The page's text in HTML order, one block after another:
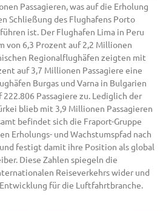
Passagieren, was auf die Erholung
Schließung des Flughafens Porto
ist. Der Flughafen Lima in Peru
von 6,3 Prozent auf 2,2 Millionen
Regionalflughäfen zeigten mit
auf 3,7 Millionen Passagiere eine
Burgas und Varna in Bulgarien
Passagiere zu. Lediglich der
blieb mit 3,9 Millionen Passagieren
befindet sich die Fraport-Gruppe
Erholungs- und Wachstumspfad nach
festigt damit ihre Position als global
Diese Zahlen spiegeln die
Reiseverkehrs wider und
für die Luftfahrtbranche.